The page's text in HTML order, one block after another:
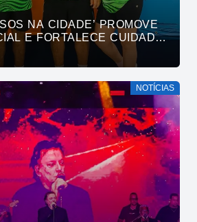
NA CIDADE’ PROMOVE
E FORTALECE CUIDADO
POR MEIO DA CORRIDA
NOTÍCIAS